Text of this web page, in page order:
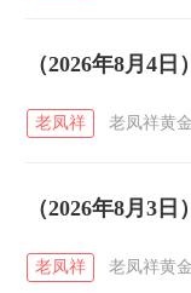
（2026年8月4
老凤祥 老凤祥黄金
（2026年8月3
老凤祥 老凤祥黄